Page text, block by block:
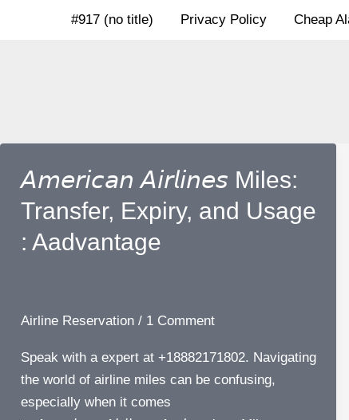
#917 (no title) Privacy Policy Cheap
𝘈𝘮𝘦𝘳𝘪𝘤𝘢𝘯 𝘈𝘪𝘳𝘭𝘪𝘯𝘦𝘴 Miles:
Transfer, Expiry, and Usage
: Aadvantage
Airline Reservation / 1 Comment
Speak with a expert at +18882171802. Navigating
the world of airline miles can be confusing,
especially when it comes